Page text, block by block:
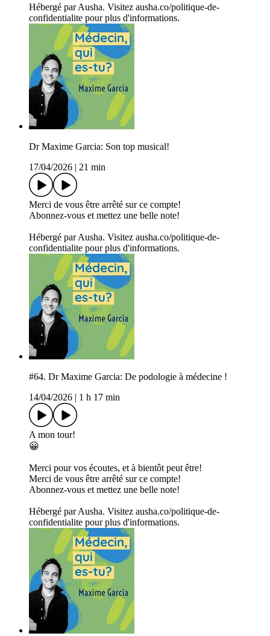
Hébergé par Ausha. Visitez ausha.co/politique-de-
confidentialite pour plus d'informations.
Dr Maxime Garcia: Son top musical!
17/04/2026
21 min
Merci de vous être arrêté sur ce compte!
Abonnez-vous et mettez une belle note!
Hébergé par Ausha. Visitez ausha.co/politique-de-
confidentialite pour plus d'informations.
#64. Dr Maxime Garcia: De podologie à médecine !
14/04/2026
1 h 17 min
A mon tour!
😀
Merci pour vos écoutes, et à bientôt peut être!
Merci de vous être arrêté sur ce compte!
Abonnez-vous et mettez une belle note!
Hébergé par Ausha. Visitez ausha.co/politique-de-
confidentialite pour plus d'informations.